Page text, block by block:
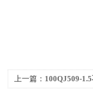
上一篇： 100QJ509-